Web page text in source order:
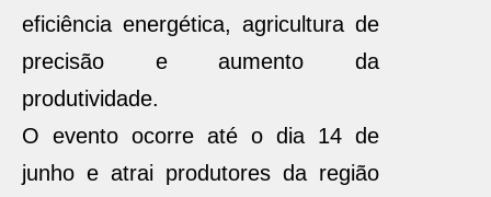
eficiência energética, agricultura de
precisão e aumento da
produtividade.
O evento ocorre até o dia 14 de
junho e atrai produtores da região